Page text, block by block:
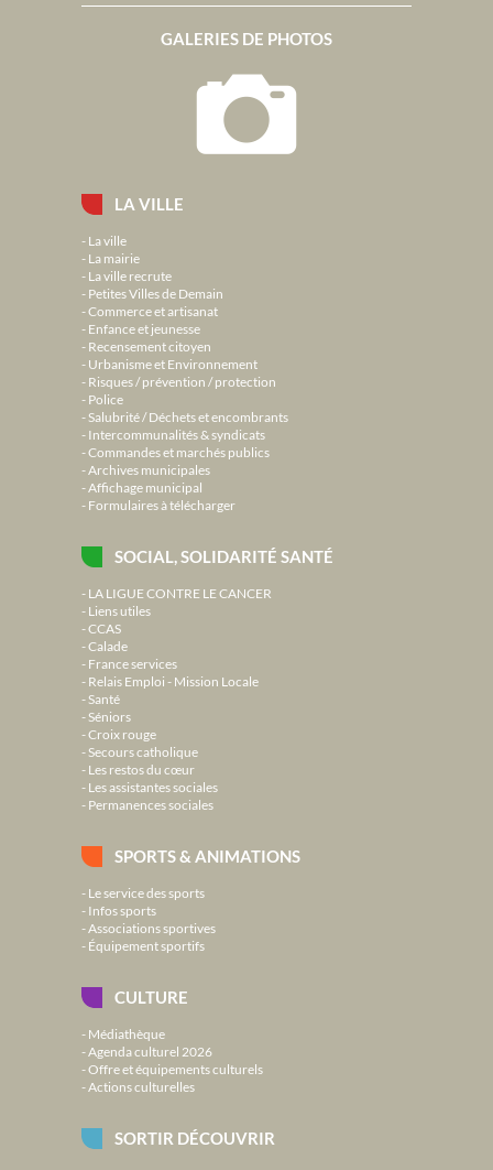
LA VILLE
La ville
La mairie
La ville recrute
Petites Villes de Demain
Commerce et artisanat
Enfance et jeunesse
Recensement citoyen
Urbanisme et Environnement
Risques / prévention / protection
Police
Salubrité / Déchets et encombrants
Intercommunalités & syndicats
Commandes et marchés publics
Archives municipales
Affichage municipal
Formulaires à télécharger
SOCIAL, SOLIDARITÉ SANTÉ
LA LIGUE CONTRE LE CANCER
Liens utiles
CCAS
Calade
France services
Relais Emploi - Mission Locale
Santé
Séniors
Croix rouge
Secours catholique
Les restos du cœur
Les assistantes sociales
Permanences sociales
SPORTS & ANIMATIONS
Le service des sports
Infos sports
Associations sportives
Équipement sportifs
CULTURE
Médiathèque
Agenda culturel 2026
Offre et équipements culturels
Actions culturelles
SORTIR DÉCOUVRIR
GALERIES DE PHOTOS